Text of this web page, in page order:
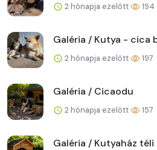
2 hónapja ezelőtt 194
Galéria / Kutya - cica
2 hónapja ezelőtt 197
Galéria / Cicaodu
2 hónapja ezelőtt 157
Galéria / Kutyaház